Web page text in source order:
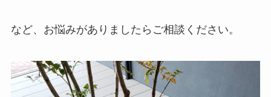
など、お悩みがありましたらご相談ください。